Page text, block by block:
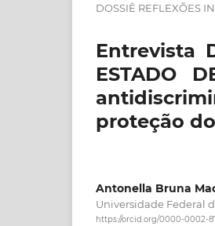
DOSSIÊ REFLEXÕES
Entrevista
ESTADO
proteção
Antonella Bruna
Universidade Federal
https://orcid.org/0000-0002-